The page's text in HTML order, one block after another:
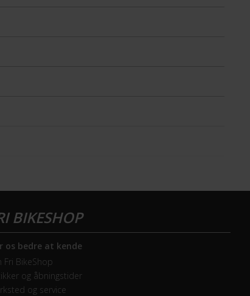
os bedre at kende
Fri BikeShop
og åbningstider
og service